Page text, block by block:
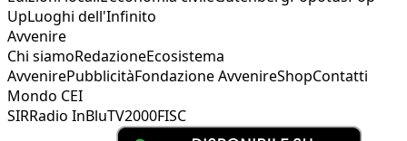
UpLuoghi dell'Infinito
Avvenire
Chi siamoRedazioneEcosistema
AvvenirePubblicitàFondazione AvvenireShopContatti
Mondo CEI
SIRRadio InBluTV2000FISC